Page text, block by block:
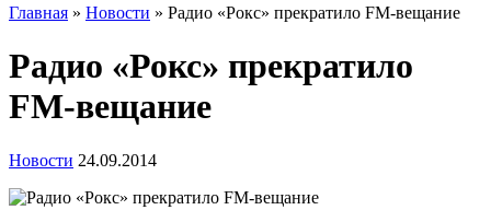
Главная » Новости » Радио «Рокс» прекратило FM-вещание
Радио «Рокс» прекратило
FM-вещание
Новости 24.09.2014